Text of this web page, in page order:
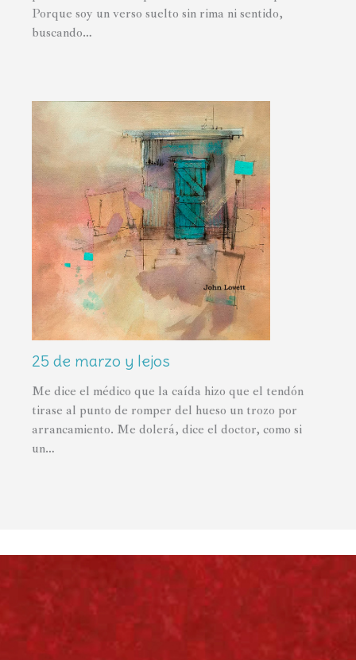
Porque soy un verso suelto sin rima ni sentido,
buscando…
25 de marzo y lejos
Me dice el médico que la caída hizo que el tendón
tirase al punto de romper del hueso un trozo por
arrancamiento. Me dolerá, dice el doctor, como si
un…